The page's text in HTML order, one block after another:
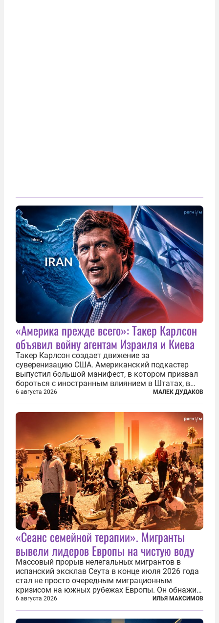
«Америка прежде всего»: Такер Карлсон
объявил войну агентам Израиля и Киева
Такер Карлсон создает движение за
суверенизацию США. Американский подкастер
выпустил большой манифест, в котором призвал
бороться с иностранным влиянием в Штатах, в
первую очередь имея в виду Израиль. А также
прекратить заморские войны, выплатить
репарации Ирану, остановить прием мигрантов...
6 августа 2026 МАЛЕК ДУДАКОВ
«Сеанс семейной терапии». Мигранты
вывели лидеров Европы на чистую воду
Массовый прорыв нелегальных мигрантов в
испанский эксклав Сеута в конце июля 2026 года
стал не просто очередным миграционным
кризисом на южных рубежах Европы. Он обнажил
фундаментальный раскол внутри Евросоюза,
продемонстрировав, что десятилетиями
выстраивавшаяся миграционная политика ЕС
6 августа 2026 ИЛЬЯ МАКСИМОВ